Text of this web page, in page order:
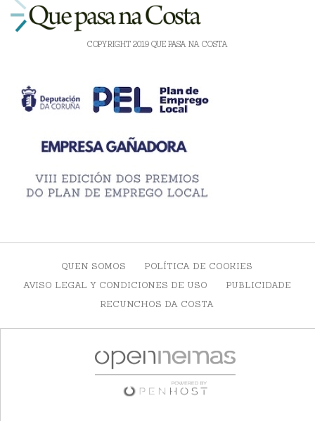
COPYRIGHT 2019 QUE PASA NA COSTA
QUEN SOMOS
POLÍTICA DE COOKIES
AVISO LEGAL Y CONDICIONES DE USO
PUBLICIDADE
RECUNCHOS DA COSTA